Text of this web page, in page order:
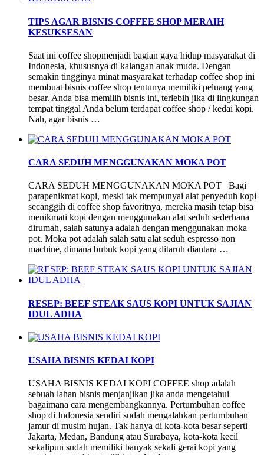
TIPS AGAR BISNIS COFFEE SHOP MERAIH
KESUKSESAN
Saat ini coffee shopmenjadi bagian gaya hidup masyarakat di
Indonesia, khususnya di kalangan anak muda. Dengan
semakin tingginya minat masyarakat terhadap coffee shop ini
membuat bisnis coffee shop tentunya memiliki peluang yang
besar. Anda bisa memilih bisnis ini, terlebih jika di lingkungan
tempat tinggal Anda belum terdapat coffee shop / kedai kopi.
Nah, agar bisnis …
CARA SEDUH MENGGUNAKAN MOKA POT
CARA SEDUH MENGGUNAKAN MOKA POT Bagi
parapenikmat kopi, meski tak mempunyai alat penyeduh kopi
secanggih di coffee shop favoritnya, mereka masih tetap bisa
menikmati kopi dengan menggunakan alat seduh sederhana
dirumah, salah satunya adalah dengan menggunakan moka
pot. Moka pot adalah salah satu alat seduh espresso non
machine, dimana bubuk kopi yang ditaruh diantara …
RESEP: BEEF STEAK SAUS KOPI UNTUK SAJIAN
IDUL ADHA
USAHA BISNIS KEDAI KOPI
USAHA BISNIS KEDAI KOPI COFFEE shop adalah
sebuah lahan bisnis menjanjikan jika anda mengetahui
bagaimana cara mengembangkannya. Pertumbuhan coffee
shop di Indonesia sendiri sudah mengalahkan pertumbuhan
jamur di musim hujan. Tak hanya di kota-kota besar seperti
Jakarta, Medan, Bandung atau Surabaya, kota-kota kecil
sekalipun sudah memiliki banyak sekali gerai kopi yang